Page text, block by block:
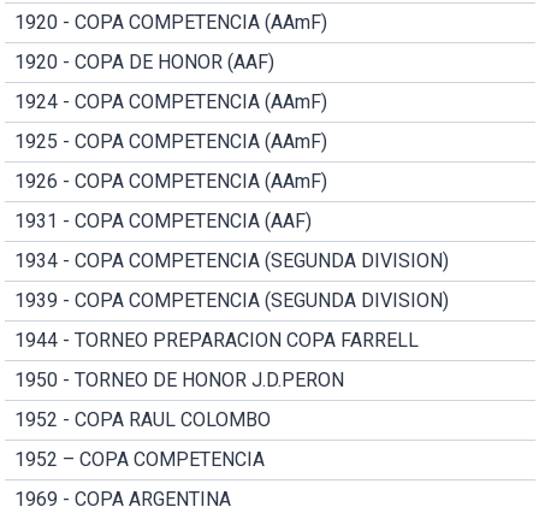
1920 - COPA COMPETENCIA (AAmF)
1920 - COPA DE HONOR (AAF)
1924 - COPA COMPETENCIA (AAmF)
1925 - COPA COMPETENCIA (AAmF)
1926 - COPA COMPETENCIA (AAmF)
1931 - COPA COMPETENCIA (AAF)
1934 - COPA COMPETENCIA (SEGUNDA DIVISION)
1939 - COPA COMPETENCIA (SEGUNDA DIVISION)
1944 - TORNEO PREPARACION COPA FARRELL
1950 - TORNEO DE HONOR J.D.PERON
1952 - COPA RAUL COLOMBO
1952 – COPA COMPETENCIA
1969 - COPA ARGENTINA